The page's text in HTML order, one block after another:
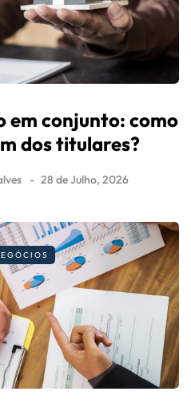
em conjunto: como
dos titulares?
28 de Julho, 2026